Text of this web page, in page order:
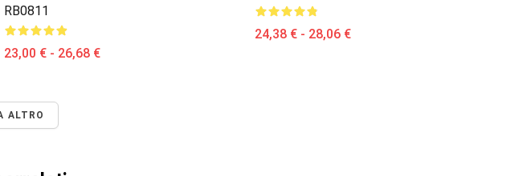
RB0811
23,00 € - 26,68 €
24,38 € - 28,06 €
ALTRO